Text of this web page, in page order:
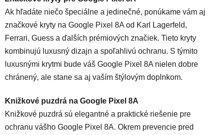
Ak hľadáte niečo špeciálne a jedinečné, ponúkame vám aj
značkové kryty na Google Pixel 8A od Karl Lagerfeld,
Ferrari, Guess a ďalších prémiových značiek. Tieto kryty
kombinujú luxusný dizajn a spoľahlivú ochranu. S týmito
luxusnými krytmi bude váš Google Pixel 8A nielen dobre
chránený, ale stane sa aj vaším štýlovým doplnkom.
Knižkové puzdrá na Google Pixel 8A
Knižkové puzdrá sú elegantné a praktické riešenie pre
ochranu vášho Google Pixel 8A. Okrem prevencie pred